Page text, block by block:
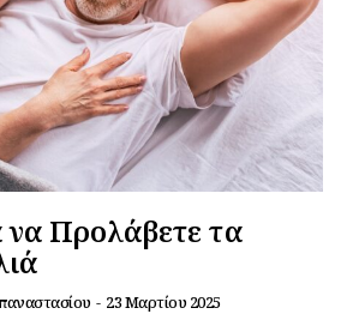
να Προλάβετε τα
- 23 Μαρτίου 2025